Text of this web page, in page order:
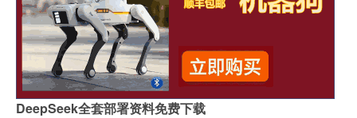
DeepSeek全套部署资料免费下载